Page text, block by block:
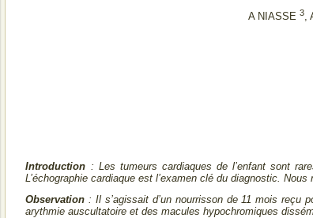
A NIASSE3,
Introduction : Les tumeurs cardiaques de l’enfant sont
L’échographie cardiaque est l’examen clé du diagnostic.
Observation : Il s’agissait d’un nourrisson de 11 mois reçu
arythmie auscultatoire et des macules hypochromiques